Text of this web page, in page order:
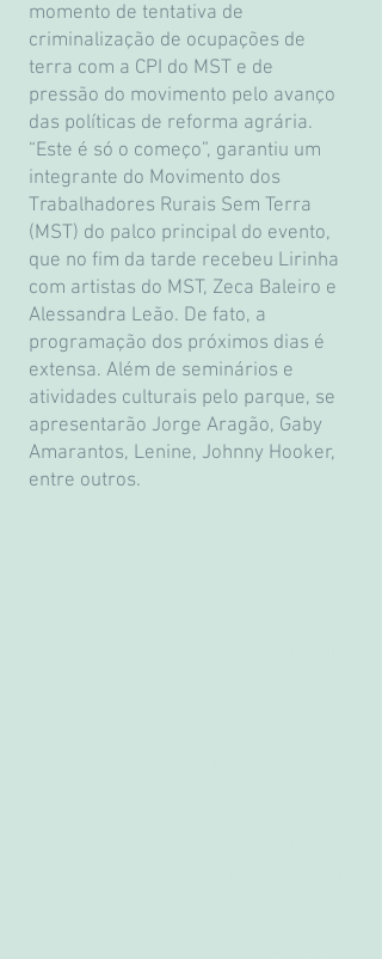
momento de tentativa de
criminalização de ocupações de
terra com a CPI do MST e de
pressão do movimento pelo avanço
das políticas de reforma agrária.
“Este é só o começo”, garantiu um
integrante do Movimento dos
Trabalhadores Rurais Sem Terra
(MST) do palco principal do evento,
que no fim da tarde recebeu Lirinha
com artistas do MST, Zeca Baleiro e
Alessandra Leão. De fato, a
programação dos próximos dias é
extensa. Além de seminários e
atividades culturais pelo parque, se
apresentarão Jorge Aragão, Gaby
Amarantos, Lenine, Johnny Hooker,
entre outros.